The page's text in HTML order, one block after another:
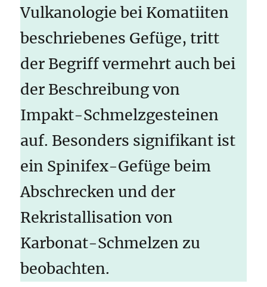
Vulkanologie bei Komatiiten
beschriebenes Gefüge, tritt
der Begriff vermehrt auch bei
der Beschreibung von
Impakt-Schmelzgesteinen
auf. Besonders signifikant ist
ein Spinifex-Gefüge beim
Abschrecken und der
Rekristallisation von
Karbonat-Schmelzen zu
beobachten.